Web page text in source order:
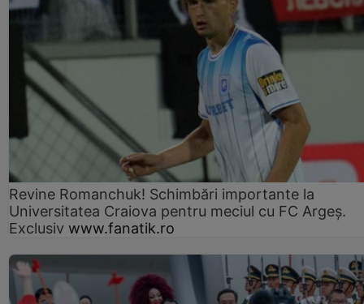
Revine Romanchuk! Schimbări importante la
Universitatea Craiova pentru meciul cu FC Argeş.
Exclusiv www.fanatik.ro